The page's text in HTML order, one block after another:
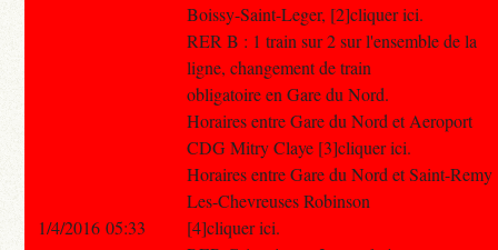
Boissy-Saint-Leger, [2]cliquer ici.
RER B : 1 train sur 2 sur l'ensemble de la
ligne, changement de train
obligatoire en Gare du Nord.
Horaires entre Gare du Nord et Aeroport
CDG Mitry Claye [3]cliquer ici.
Horaires entre Gare du Nord et Saint-Remy
Les-Chevreuses Robinson
[4]cliquer ici.
1/4/2016 05:33